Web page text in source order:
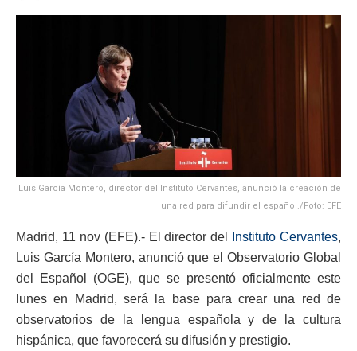
Luis García Montero, director del Instituto Cervantes, anunció la creación de
una red para difundir el español./Foto: EFE
Madrid, 11 nov (EFE).- El director del Instituto Cervantes,
Luis García Montero, anunció que el Observatorio Global
del Español (OGE), que se presentó oficialmente este
lunes en Madrid, será la base para crear una red de
observatorios de la lengua española y de la cultura
hispánica, que favorecerá su difusión y prestigio.